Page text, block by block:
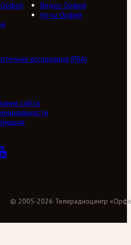
Орфей
Видео Орфей
Ноты Орфей
ассоциация (РБА)
сайта
© 2005-2026 Телерадиоцентр